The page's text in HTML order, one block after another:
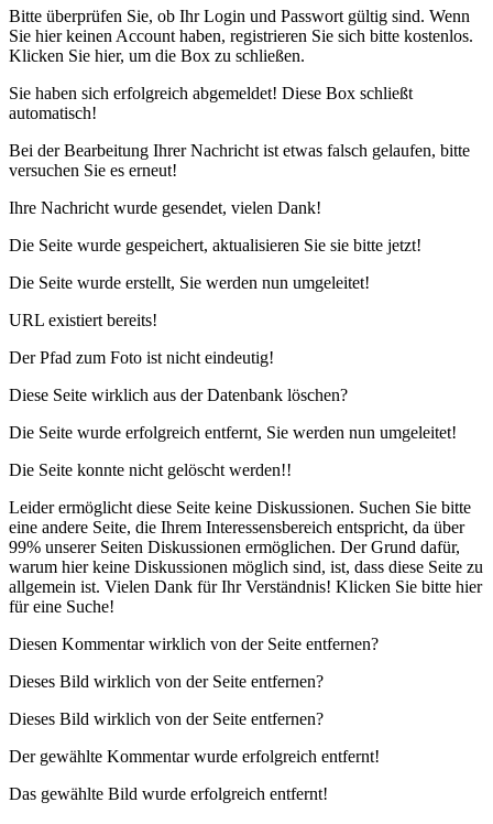
Bitte überprüfen Sie, ob Ihr Login und Passwort gültig sind. Wenn
Sie hier keinen Account haben, registrieren Sie sich bitte kostenlos.
Klicken Sie hier, um die Box zu schließen.
Sie haben sich erfolgreich abgemeldet! Diese Box schließt
automatisch!
Bei der Bearbeitung Ihrer Nachricht ist etwas falsch gelaufen, bitte
versuchen Sie es erneut!
Ihre Nachricht wurde gesendet, vielen Dank!
Die Seite wurde gespeichert, aktualisieren Sie sie bitte jetzt!
Die Seite wurde erstellt, Sie werden nun umgeleitet!
URL existiert bereits!
Der Pfad zum Foto ist nicht eindeutig!
Diese Seite wirklich aus der Datenbank löschen?
Die Seite wurde erfolgreich entfernt, Sie werden nun umgeleitet!
Die Seite konnte nicht gelöscht werden!!
Leider ermöglicht diese Seite keine Diskussionen. Suchen Sie bitte
eine andere Seite, die Ihrem Interessensbereich entspricht, da über
99% unserer Seiten Diskussionen ermöglichen. Der Grund dafür,
warum hier keine Diskussionen möglich sind, ist, dass diese Seite zu
allgemein ist. Vielen Dank für Ihr Verständnis! Klicken Sie bitte hier
für eine Suche!
Diesen Kommentar wirklich von der Seite entfernen?
Dieses Bild wirklich von der Seite entfernen?
Dieses Bild wirklich von der Seite entfernen?
Der gewählte Kommentar wurde erfolgreich entfernt!
Das gewählte Bild wurde erfolgreich entfernt!